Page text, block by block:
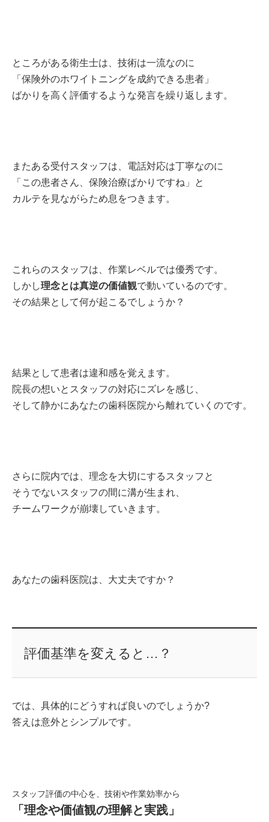
ところがある衛生士は、技術は一流なのに
「保険外のホワイトニングを成約できる患者」
ばかりを高く評価するような発言を繰り返します。
またある受付スタッフは、電話対応は丁寧なのに
「この患者さん、保険治療ばかりですね」と
カルテを見ながらため息をつきます。
これらのスタッフは、作業レベルでは優秀です。
しかし理念とは真逆の価値観で動いているのです。
その結果として何が起こるでしょうか？
結果として患者は違和感を覚えます。
院長の想いとスタッフの対応にズレを感じ、
そして静かにあなたの歯科医院から離れていくのです。
さらに院内では、理念を大切にするスタッフと
そうでないスタッフの間に溝が生まれ、
チームワークが崩壊していきます。
あなたの歯科医院は、大丈夫ですか？
評価基準を変えると…？
では、具体的にどうすれば良いのでしょうか?
答えは意外とシンプルです。
スタッフ評価の中心を、技術や作業効率から
「理念や価値観の理解と実践」